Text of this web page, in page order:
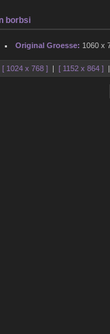
borbsi
Original Groesse: 1060 x
[ 1024 x 768 ] |[ 1152 x 864 ]